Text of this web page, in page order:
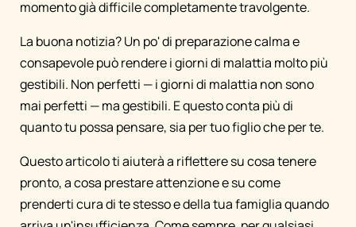
momento già difficile completamente travolgente.
La buona notizia? Un po' di preparazione calma e
consapevole può rendere i giorni di malattia molto più
gestibili. Non perfetti — i giorni di malattia non sono
mai perfetti — ma gestibili. E questo conta più di
quanto tu possa pensare, sia per tuo figlio che per te.
Questo articolo ti aiuterà a riflettere su cosa tenere
pronto, a cosa prestare attenzione e su come
prenderti cura di te stesso e della tua famiglia quando